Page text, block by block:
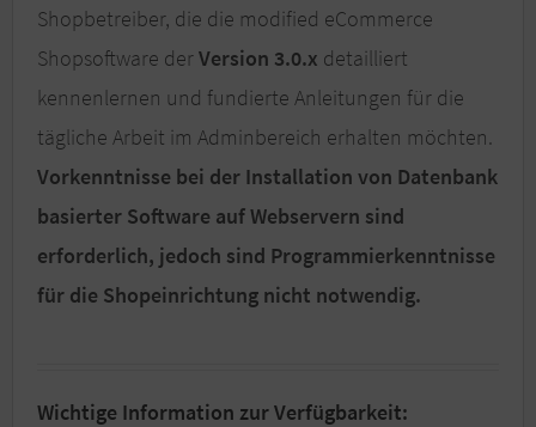
Shopbetreiber, die die modified eCommerce
Shopsoftware derVersion 3.0.x detailliert
kennenlernen und fundierte Anleitungen für die
tägliche Arbeit im Adminbereich erhalten möchten.
Vorkenntnisse bei der Installation von Datenbank
basierter Software auf Webservern sind
erforderlich, jedoch sind Programmierkenntnisse
für die Shopeinrichtung nicht notwendig.
Wichtige Information zur Verfügbarkeit: